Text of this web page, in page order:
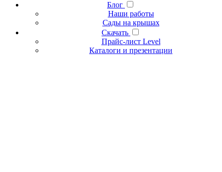
Блог
Наши работы
Сады на крышах
Скачать
Прайс-лист Level
Каталоги и презентации